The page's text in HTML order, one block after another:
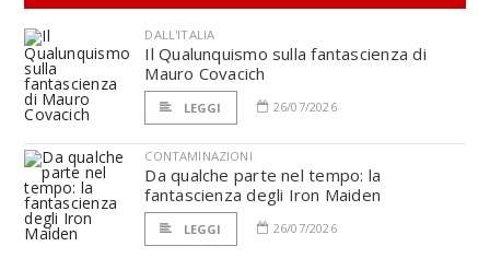
DALL'ITALIA
Il Qualunquismo sulla fantascienza di
Mauro Covacich
LEGGI 26/07/2026
CONTAMINAZIONI
Da qualche parte nel tempo: la
fantascienza degli Iron Maiden
LEGGI 26/07/2026